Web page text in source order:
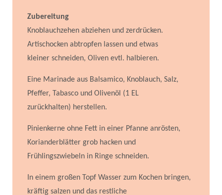
Zubereitung
Knoblauchzehen abziehen und zerdrücken.
Artischocken abtropfen lassen und etwas
kleiner schneiden, Oliven evtl. halbieren.
Eine Marinade aus Balsamico, Knoblauch, Salz,
Pfeffer, Tabasco und Olivenöl (1 EL
zurückhalten) herstellen.
Pinienkerne ohne Fett in einer Pfanne anrösten,
Korianderblätter grob hacken und
Frühlingszwiebeln in Ringe schneiden.
In einem großen Topf Wasser zum Kochen bringen,
kräftig salzen und das restliche